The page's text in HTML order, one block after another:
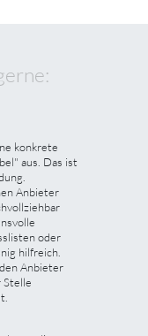
konkrete
aus. Das ist
Anbieter
oder
hilfreich.
Anbieter
Stelle